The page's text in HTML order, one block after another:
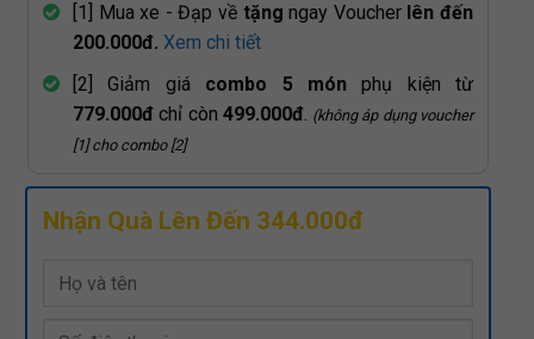
[1] Mua xe - Đạp về tặng ngay Voucher lên đến
200.000đ. Xem chi tiết
[2] Giảm giá combo 5 mónphụ kiện từ
779.000đ chỉ còn 499.000đ. (không áp dụng voucher
[1] cho combo [2]
Nhận Quà Lên Đến 344.000đ